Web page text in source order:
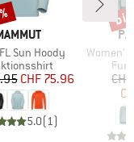
Sun Hoody
Preis
reduzierter Preis
CHF 75.96
5.0( 1)
Artikel
Women's L/S Cap